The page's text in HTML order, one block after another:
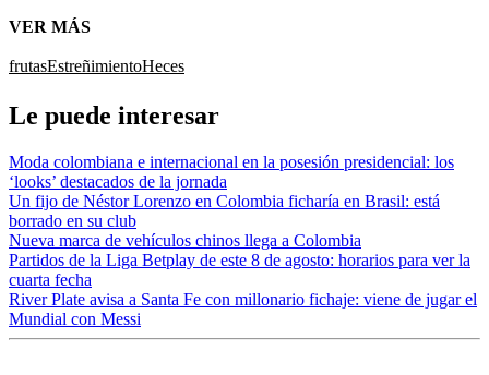
VER MÁS
frutasEstreñimientoHeces
Le puede interesar
Moda colombiana e internacional en la posesión presidencial: los
‘looks’ destacados de la jornada
Un fijo de Néstor Lorenzo en Colombia ficharía en Brasil: está
borrado en su club
Nueva marca de vehículos chinos llega a Colombia
Partidos de la Liga Betplay de este 8 de agosto: horarios para ver la
cuarta fecha
River Plate avisa a Santa Fe con millonario fichaje: viene de jugar el
Mundial con Messi